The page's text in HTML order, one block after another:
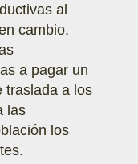
al
cambio,
a pagar un
traslada a los
las
los